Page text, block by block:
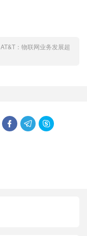
AT&T：物联网业务发展超
  